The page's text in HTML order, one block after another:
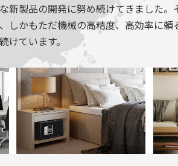
新製品の開発に努め続けてきました
しかもただ機械の高精度、高効率に
けています。